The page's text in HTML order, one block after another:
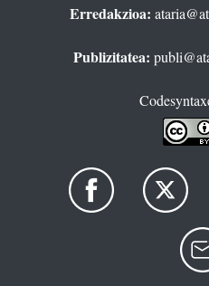
Erredakzioa:
Publizitatea: